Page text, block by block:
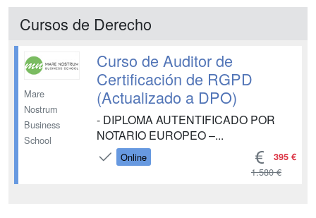
Cursos de Derecho
Mare
Nostrum
Business
School
Curso de Auditor de
Certificación de RGPD
(Actualizado a DPO)
- DIPLOMA AUTENTIFICADO POR
NOTARIO EUROPEO –...
Online 395 €
1.580 €